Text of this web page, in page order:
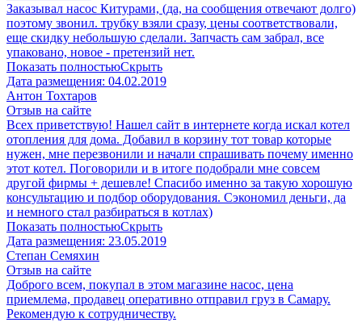
Заказывал насос Китурами, (да, на сообщения отвечают долго)
поэтому звонил. трубку взяли сразу, цены соответствовали,
еще скидку небольшую сделали. Запчасть сам забрал, все
упаковано, новое - претензий нет.
Показать полностьюСкрыть
Дата размещения: 04.02.2019
Антон Тохтаров
Отзыв на сайте
Всех приветствую! Нашел сайт в интернете когда искал котел
отопления для дома. Добавил в корзину тот товар которые
нужен, мне перезвонили и начали спрашивать почему именно
этот котел. Поговорили и в итоге подобрали мне совсем
другой фирмы + дешевле! Спасибо именно за такую хорошую
консультацию и подбор оборудования. Сэкономил деньги, да
и немного стал разбираться в котлах)
Показать полностьюСкрыть
Дата размещения: 23.05.2019
Степан Семяхин
Отзыв на сайте
Доброго всем, покупал в этом магазине насос, цена
приемлема, продавец оперативно отправил груз в Самару.
Рекомендую к сотрудничеству.